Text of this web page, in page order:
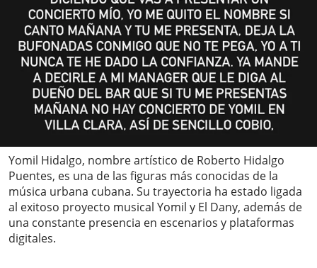
Yomil Hidalgo, nombre artístico de Roberto Hidalgo
Puentes, es una de las figuras más conocidas de la
música urbana cubana. Su trayectoria ha estado ligada
al exitoso proyecto musical Yomil y El Dany, además de
una constante presencia en escenarios y plataformas
digitales.